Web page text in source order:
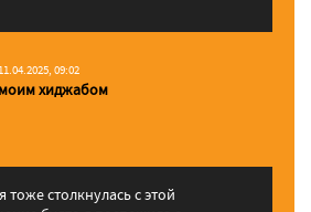
09:02
моим хиджабом
тоже столкнулась с этой